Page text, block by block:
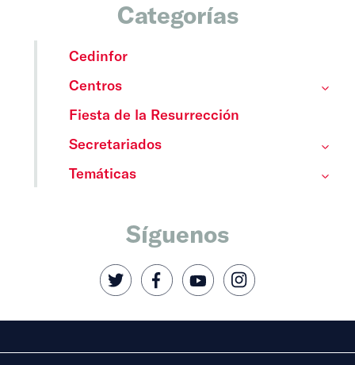
Categorías
Cedinfor
Centros
Fiesta de la Resurrección
Secretariados
Temáticas
Síguenos